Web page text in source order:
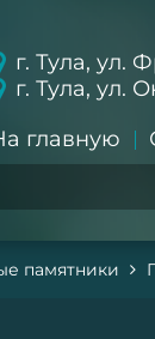
г. Тула, ул.
г. Тула, ул.
главную
памятники